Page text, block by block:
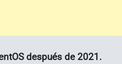
después de 2021.